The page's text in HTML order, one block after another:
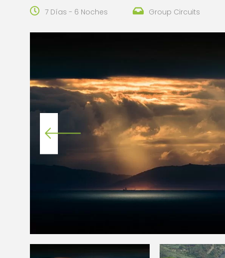
7 Días - 6 Noches Group Circuits